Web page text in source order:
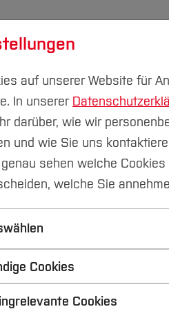
& Transfer
Talks
(FB A)
auf unserer Website für
In unserer
darüber, wie wir
und wie Sie uns
sehen welche
welche Sie
Cookies
Cookies